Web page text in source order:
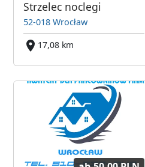
Strzelec noclegi
52-018 Wrocław
17,08 km